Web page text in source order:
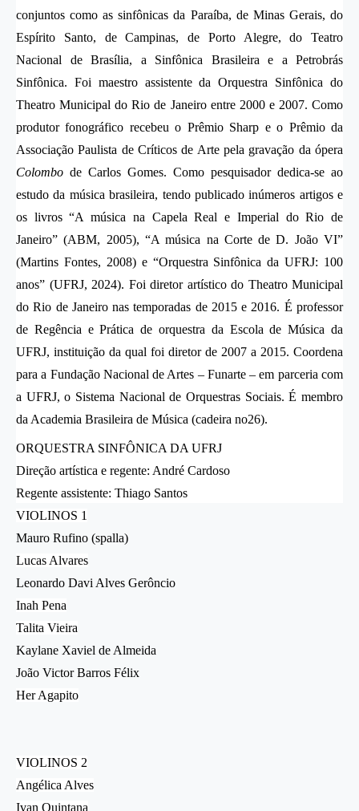
conjuntos como as sinfônicas da Paraíba, de Minas Gerais, do
Espírito Santo, de Campinas, de Porto Alegre, do Teatro
Nacional de Brasília, a Sinfônica Brasileira e a Petrobrás
Sinfônica. Foi maestro assistente da Orquestra Sinfônica do
Theatro Municipal do Rio de Janeiro entre 2000 e 2007. Como
produtor fonográfico recebeu o Prêmio Sharp e o Prêmio da
Associação Paulista de Críticos de Arte pela gravação da ópera
Colombo de Carlos Gomes. Como pesquisador dedica-se ao
estudo da música brasileira, tendo publicado inúmeros artigos e
os livros “A música na Capela Real e Imperial do Rio de
Janeiro” (ABM, 2005), “A música na Corte de D. João VI”
(Martins Fontes, 2008) e “Orquestra Sinfônica da UFRJ: 100
anos” (UFRJ, 2024). Foi diretor artístico do Theatro Municipal
do Rio de Janeiro nas temporadas de 2015 e 2016. É professor
de Regência e Prática de orquestra da Escola de Música da
UFRJ, instituição da qual foi diretor de 2007 a 2015. Coordena
para a Fundação Nacional de Artes – Funarte – em parceria com
a UFRJ, o Sistema Nacional de Orquestras Sociais. É membro
da Academia Brasileira de Música (cadeira no26).
ORQUESTRA SINFÔNICA DA UFRJ
Direção artística e regente: André Cardoso
Regente assistente: Thiago Santos
VIOLINOS 1
Mauro Rufino (spalla)
Lucas Alvares
Leonardo Davi Alves Gerôncio
Inah Pena
Talita Vieira
Kaylane Xaviel de Almeida
João Victor Barros Félix
Her Agapito
VIOLINOS 2
Angélica Alves
Ivan Quintana